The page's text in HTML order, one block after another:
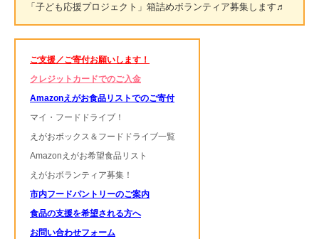
「子ども応援プロジェクト」箱詰めボランティア募集します♬
ご支援／ご寄付お願いします！
クレジットカードでのご入金
Amazonえがお食品リストでのご寄付
マイ・フードドライブ！
えがおボックス＆フードドライブ一覧
Amazonえがお希望食品リスト
えがおボランティア募集！
市内フードパントリーのご案内
食品の支援を希望される方へ
お問い合わせフォーム